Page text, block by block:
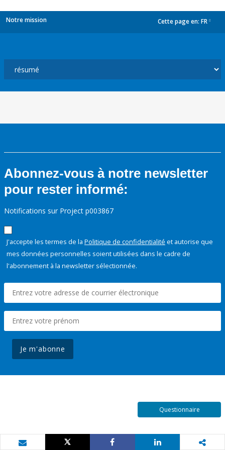
Notre mission Cette page en: FR
Abonnez-vous à notre newsletter
pour rester informé:
Notifications sur Project p003867
J'accepte les termes de la Politique de confidentialité et autorise que
mes données personnelles soient utilisées dans le cadre de
l'abonnement à la newsletter sélectionnée.
Je m'abonne
Questionnaire